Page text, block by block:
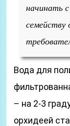
начинать
семейству
Вода для
– на 2-3
орхидеей